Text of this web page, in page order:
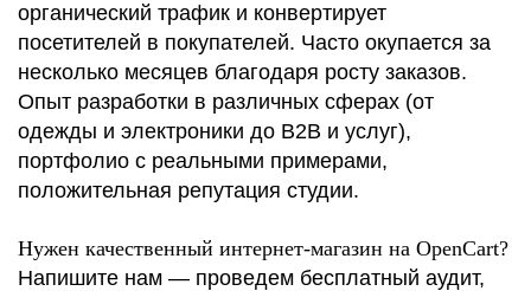
органический трафик и конвертирует
посетителей в покупателей. Часто окупается за
несколько месяцев благодаря росту заказов.
Опыт разработки в различных сферах (от
одежды и электроники до B2B и услуг),
портфолио с реальными примерами,
положительная репутация студии.
Нужен качественный интернет-магазин на OpenCart?
Напишите нам — проведем бесплатный аудит,